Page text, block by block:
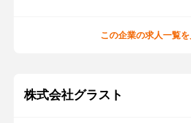
この企業の求人一覧を
株式会社グラスト